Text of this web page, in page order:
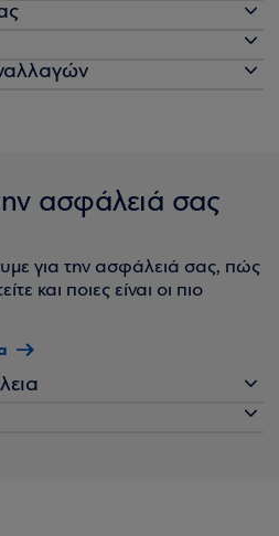
ασφάλειά σας
για την ασφάλειά σας, πώς
και ποιες είναι οι πιο